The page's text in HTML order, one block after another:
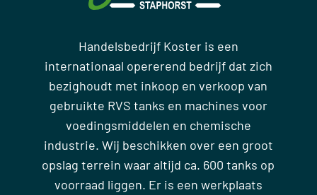
Handelsbedrijf Koster is een
internationaal opererend bedrijf dat zich
bezighoudt met inkoop en verkoop van
gebruikte RVS tanks en machines voor
voedingsmiddelen en chemische
industrie. Wij beschikken over een groot
opslag terrein waar altijd ca. 600 tanks op
voorraad liggen. Er is een werkplaats